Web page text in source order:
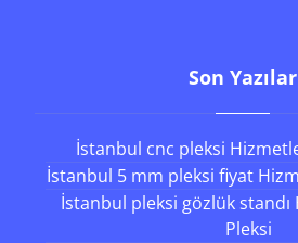
Son Yazılar
İstanbul cnc pleksi
İstanbul 5 mm pleksi fiyat
İstanbul pleksi gözlük
Pleksi